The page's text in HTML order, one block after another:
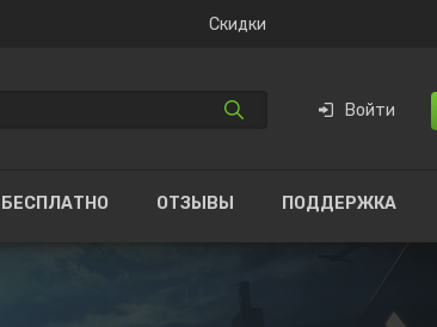
Скидки
Войти
БЕСПЛАТНО ОТЗЫВЫ ПОДДЕРЖКА